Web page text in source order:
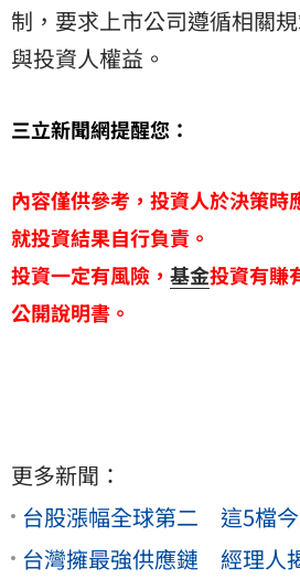
制，要求上市公司遵循相關
與投資人權益。
三立新聞網提醒您：
內容僅供參考，投資人於決策時
就投資結果自行負責。
投資一定有風險， 基金投資有賺
公開說明書。
更多新聞：
台股漲幅全球第二 這5檔今
台灣擁最強供應鏈 經理人